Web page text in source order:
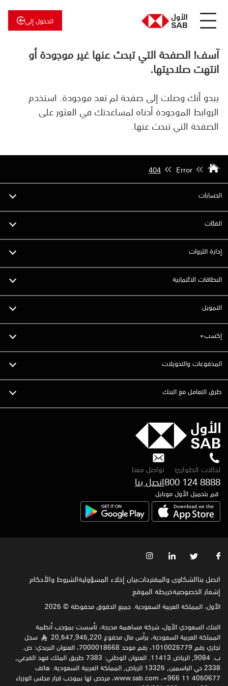
الدخول إلى
عن
الأول
الأول
للاستثمار
آسف! الصفحة التي تبحث عنها غير موجودة أو
انتهت صلاحيتها.
يبدو أنك وصلت إلى صفحة لم تعد موجودة. استخدم
الروابط الموجودة أدناه لمساعدتك في العثور على
الصفحة التي تبحث عنها.
Error
404
الحسابات
الفئات
إدارة الثروات
البطاقات الائتمانية
التمويل
إكسب+
المدفوعات والتحويلات
طرق التعامل مع البنك
لحالات الطوارئ
800 124 8888
تواصل معنا
اتصل بنا
قم بتحميل الأول موبايل
اتصل بناالشكاوى والمقترحاتبيان إخلاء المسؤوليةالشروط والأحكام
إشعار الخصوصية‍خريطة الموقع
الأول، المملكة العربية السعودية. جميع الحقوق محفوظة © 2025
البنك السعودي الأول، شركة مساهمة مدرجة، تأسست بموجب أنظمة
المملكة العربية السعودية، برأس مال مدفوع 20,547,945,220
§
سجل
تجاري رقم 1010025779، رقم موحد 7000018668، العنوان البريدي: ص.
ب. 9084, الرياض 11413. العنوان الوطني: 7383 طريق الملك فهد الفرعي,
2338 حي الياسمين, 13325 الرياض, المملكة العربية السعودية. هاتف
4050677 11 966+، www.sab.com، مرخص لها بموجب قرار مجلس الوزراء